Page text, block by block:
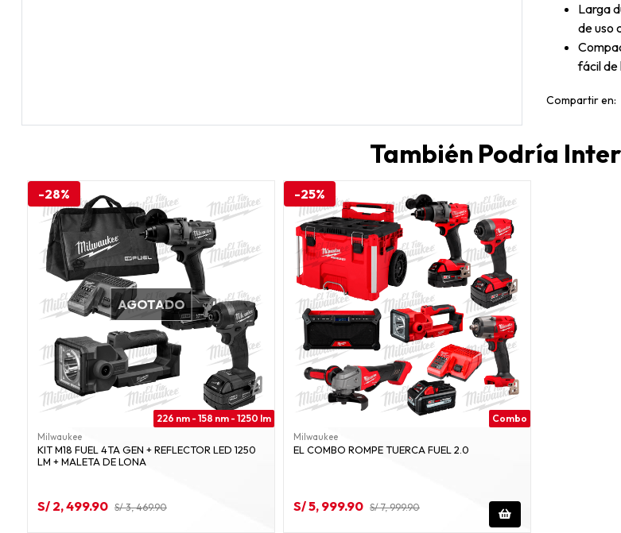
Larga
de uso
fácil de
Compartir en:
También Podría
-28%
AGOTADO
226 nm - 158 nm - 1250 lm
Milwaukee
KIT M18 FUEL 4TA GEN + REFLECTOR LED 1250
LM + MALETA DE LONA
S/ 2, 499.90 S/ 3, 469.90
-25%
Combo
Milwaukee
EL COMBO ROMPE TUERCA FUEL 2.0
S/ 5, 999.90 S/ 7, 999.90